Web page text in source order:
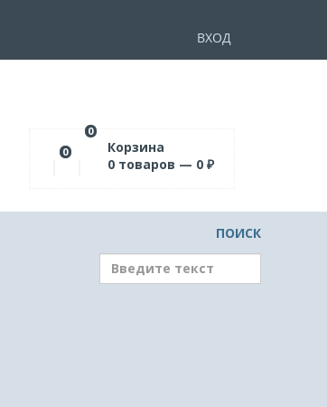
ВХОД
0
0
Корзина
0 товаров — 0 ₽
ПОИСК